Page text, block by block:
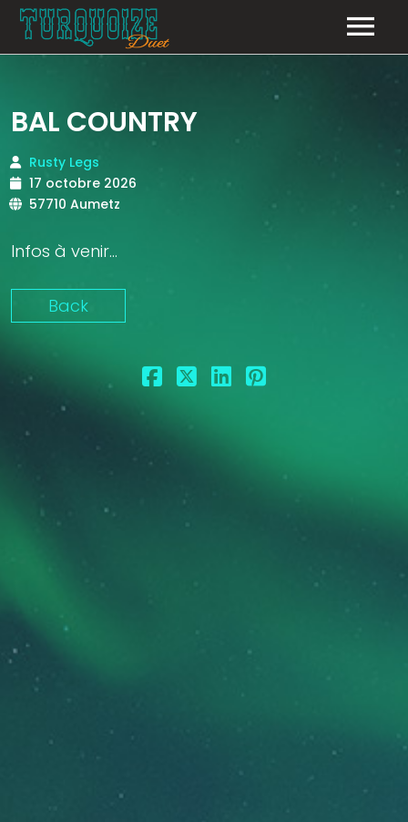
NOS ÉVÈNEMENTS
LE RÉPERTOIRE
BAL COUNTRY
Rusty Legs
17 octobre 2026
57710 Aumetz
Infos à venir…
Back